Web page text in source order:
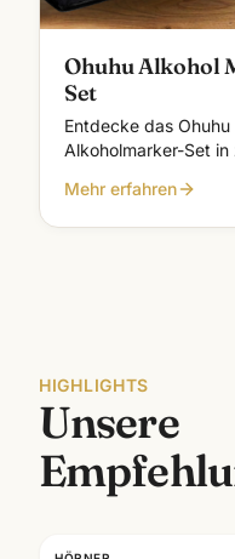
Ohuhu Alkohol
Set
Entdecke das
Alkoholmarker-Set
Feine-Spitze. Ideal
und kreative
Mehr erfahren
HIGHLIGHTS
Unsere